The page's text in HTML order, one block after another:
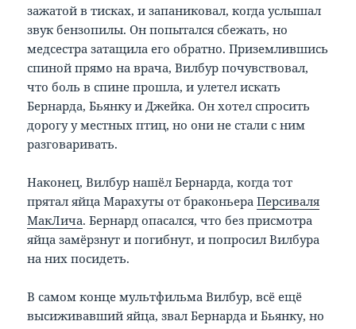
зажатой в тисках, и запаниковал, когда услышал
звук бензопилы. Он попытался сбежать, но
медсестра затащила его обратно. Приземлившись
спиной прямо на врача, Вилбур почувствовал,
что боль в спине прошла, и улетел искать
Бернарда, Бьянку и Джейка. Он хотел спросить
дорогу у местных птиц, но они не стали с ним
разговаривать.
Наконец, Вилбур нашёл Бернарда, когда тот
прятал яйца Марахуты от браконьераПерсиваля
МакЛича. Бернард опасался, что без присмотра
яйца замёрзнут и погибнут, и попросил Вилбура
на них посидеть.
В самом конце мультфильма Вилбур, всё ещё
высиживавший яйца, звал Бернарда и Бьянку, но